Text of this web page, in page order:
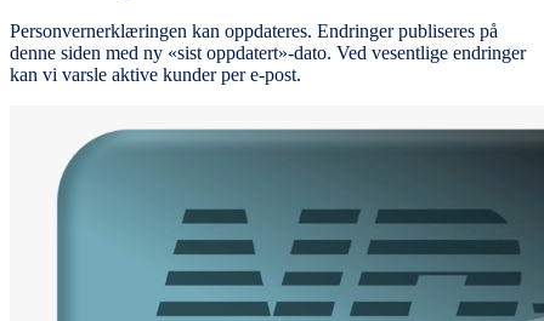
Personvernerklæringen kan oppdateres. Endringer publiseres på
denne siden med ny «sist oppdatert»-dato. Ved vesentlige endringer
kan vi varsle aktive kunder per e-post.